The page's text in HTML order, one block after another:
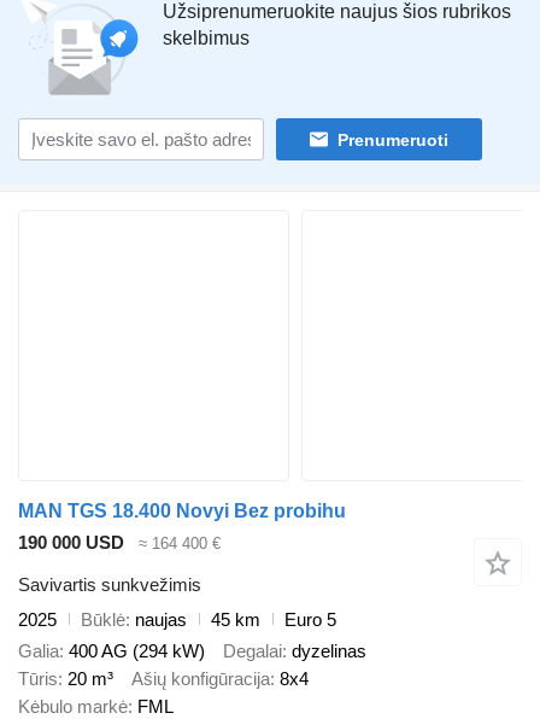
Užsiprenumeruokite naujus šios rubrikos
skelbimus
Prenumeruoti
MAN TGS 18.400 Novyi Bez probihu
190 000 USD
≈ 164 400 €
Savivartis sunkvežimis
2025
Būklė naujas 45 km
Euro 5
Galia 400 AG (294 kW) Degalai dyzelinas
Tūris 20 m³ Ašių konfigūracija 8x4
Kėbulo markė FML